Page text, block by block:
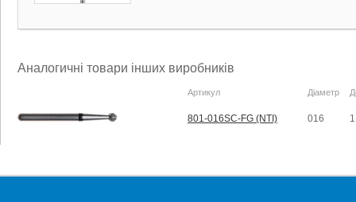
Аналогичні товари інших виробників
Артикул Діаметр
801-016SC-FG (NTI) 016